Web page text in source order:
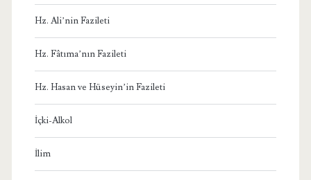
Hz. Ali’nin Fazileti
Hz. Fâtıma’nın Fazileti
Hz. Hasan ve Hüseyin’in Fazileti
İçki-Alkol
İlim